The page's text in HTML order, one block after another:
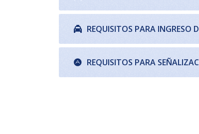
REQUISITOS PARA INGRESO
REQUISITOS PARA